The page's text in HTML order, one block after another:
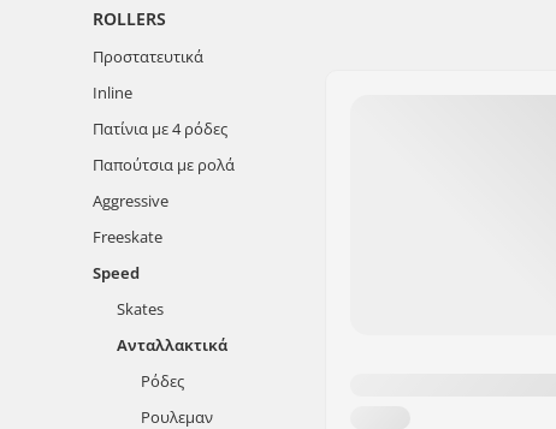
ROLLERS
Προστατευτικά
Inline
Πατίνια με 4 ρόδες
Παπούτσια με ρολά
Aggressive
Freeskate
Speed
Skates
Ανταλλακτικά
Ρόδες
Ρουλεμαν